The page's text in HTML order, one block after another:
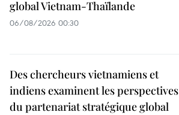
global Vietnam-Thaïlande
06/08/2026 00:30
Des chercheurs vietnamiens et
indiens examinent les perspectives
du partenariat stratégique global